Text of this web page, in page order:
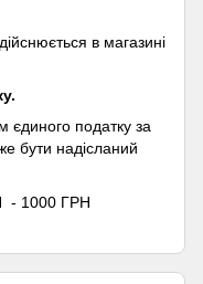
в магазині
єдиного податку за
бути надісланий
1000 ГРН